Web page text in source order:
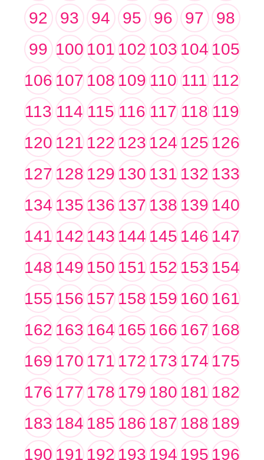
92
93 94 95 96 97
98
99 100101102103104105
106107108109110 111 112
113 114 115 116 117 118 119
120121122123124125126
127128129130131132133
134135136137138139140
141142143144145146147
148149150151152153154
155156157158159160161
162163164165166167168
169170171172173174175
176177178179180181182
183184185186187188189
190191192193194195196